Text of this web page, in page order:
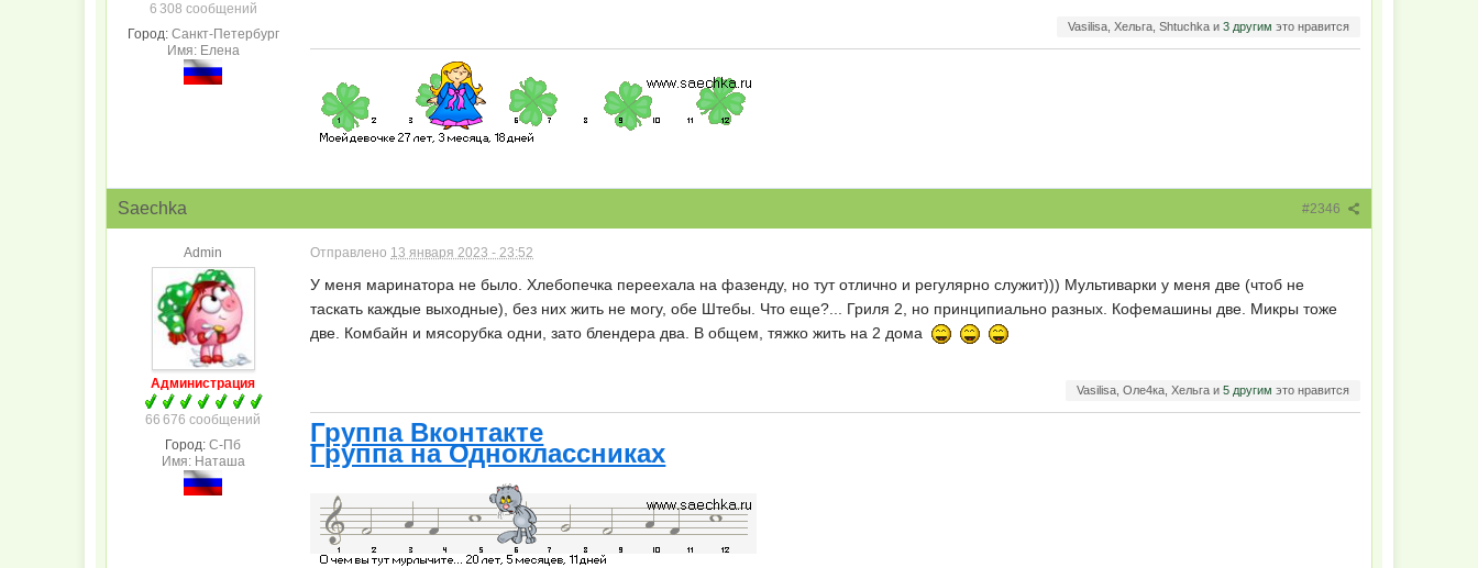
6 308 сообщений
Город: Санкт-Петербург
Имя: Елена
Vasilisa, Хельга, Shtuchka и 3 другим это нравится
#2346
Saechka
Admin
Администрация
66 676 сообщений
Город: С-Пб
Имя: Наташа
Отправлено 13 января 2023 - 23:52
У меня маринатора не было. Хлебопечка переехала на фазенду, но тут отлично и регулярно служит))) Мультиварки у меня две (чтоб не
таскать каждые выходные), без них жить не могу, обе Штебы. Что еще?... Гриля 2, но принципиально разных. Кофемашины две. Микры тоже
две. Комбайн и мясорубка одни, зато блендера два. В общем, тяжко жить на 2 дома
Vasilisa, Оле4ка, Хельга и 5 другим это нравится
Группа Вконтакте
Группа на Одноклассниках